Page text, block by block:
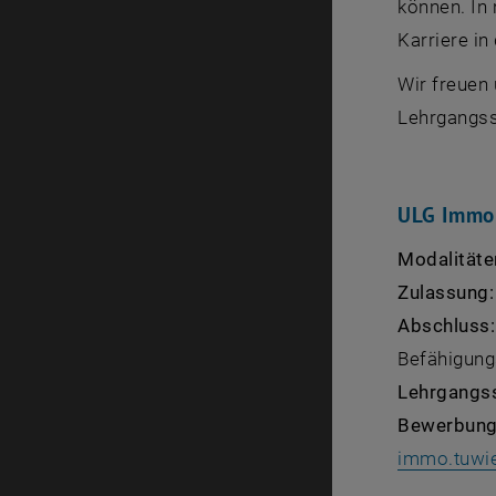
können. In
Karriere in
Wir freuen
ULG
Abschluss: